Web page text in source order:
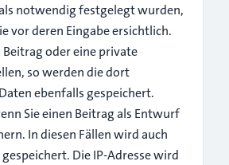
notwendig festgelegt wurden,
vor deren Eingabe ersichtlich.
Beitrag oder eine private
so werden die dort
ebenfalls gespeichert.
Sie einen Beitrag als Entwurf
In diesen Fällen wird auch
Die IP-Adresse wird